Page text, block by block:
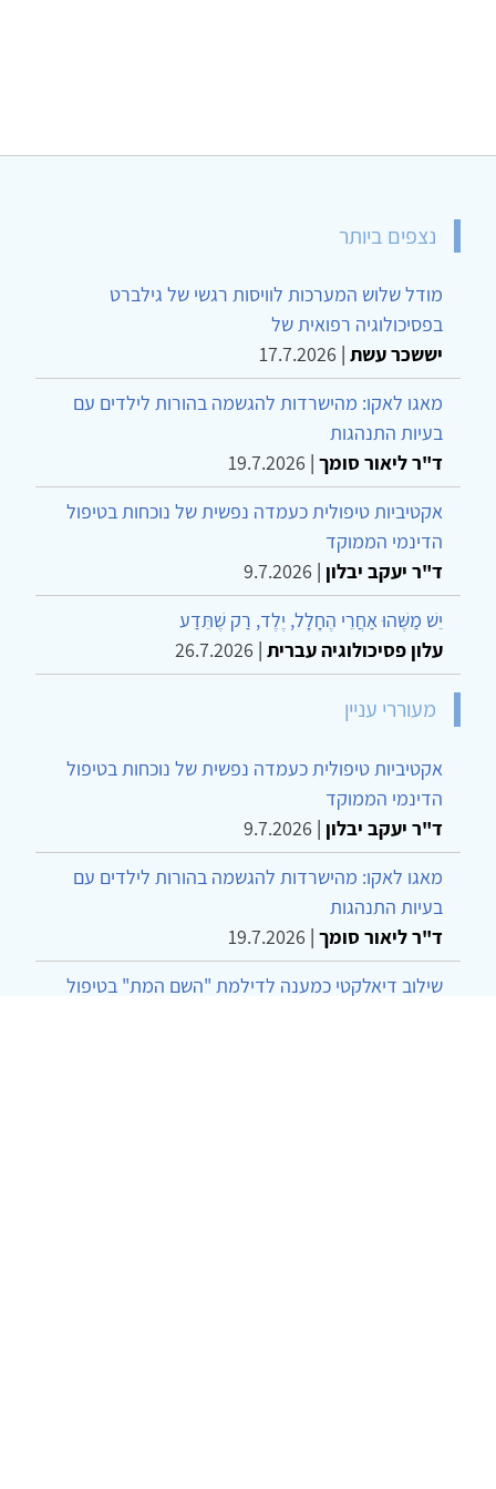
נצפים ביותר
מודל שלוש המערכות לוויסות רגשי של גילברט
בפסיכולוגיה רפואית של
יששכר עשת |
17.7.2026
מאגו לאקו: מהישרדות להגשמה בהורות לילדים עם
בעיות התנהגות
ד"ר ליאור סומך |
19.7.2026
אקטיביות טיפולית כעמדה נפשית של נוכחות בטיפול
הדינמי הממוקד
ד"ר יעקב יבלון |
9.7.2026
יֵשׁ מַשֶּׁהוּ אַחֲרֵי הֶחָלָל, יֶלֶד, רַק שֶׁתֵּדַע
עלון פסיכולוגיה עברית |
26.7.2026
מעוררי עניין
אקטיביות טיפולית כעמדה נפשית של נוכחות בטיפול
הדינמי הממוקד
ד"ר יעקב יבלון |
9.7.2026
מאגו לאקו: מהישרדות להגשמה בהורות לילדים עם
בעיות התנהגות
ד"ר ליאור סומך |
19.7.2026
שילוב דיאלקטי כמענה לדילמת "השם המת" בטיפול